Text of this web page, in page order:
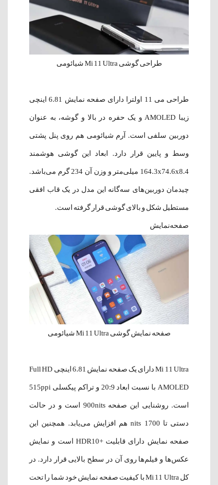
طراحی گوشی Mi 11 Ultra شیائومی
طراحی می 11 اولترا دارای صفحه نمایش 6.81 اینچی
زیبا AMOLED و یک حفره در بالا و گوشه، به عنوان
دوربین سلفی است. آرم شیائومی هم روی پنل پشتی
وسط و پایین قرار دارد. ابعاد این گوشی هوشمند
164.3x74.6x8.4 میلی‌متر و وزن آن 234 گرم می‌باشد.
چیدمان دوربین‌های سه‌گانه این مدل در یک قاب افقی
مستطیل شکل و بالای گوشی قرار گرفته است.
صفحه‌نمایش
صفحه نمایش گوشی Mi 11 Ultra شیائومی
Mi 11 Ultra دارای یک صفحه نمایش 6.81 اینچی Full HD
AMOLED با نسبت ابعاد 20:9 و تراکم پیکسلی 515ppi
است. روشنایی این صفحه 900nits است و در حالت
دستی تا 1700 nits هم افزایش می‌یابد. همچنین این
صفحه نمایش دارای قابلیت +HDR10 است و نمایش
عکس‌‌ها و فیلم‌ها روی آن در سطح بالایی قرار دارد. در
کل Mi 11 Ultra با کیفیت صفحه نمایش خود شما را تحت‌